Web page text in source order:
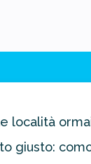
località
giusto: